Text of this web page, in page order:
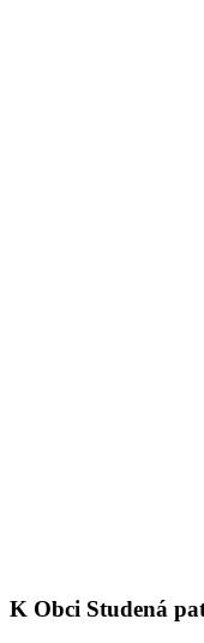
K Obci Studená